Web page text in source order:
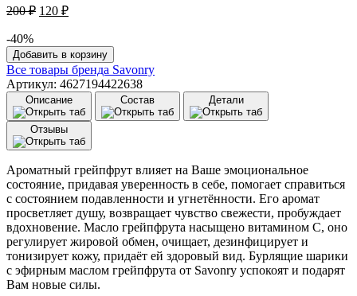
200₽ Первоначальная
200 ₽.
120 ₽Текущая
-40%
Количество
товара
Бомбочка
для
ванн
с
эфирным
маслом
грейпфрута
Savonry
(1
шт)
Grapefruit
Добавить в корзину
Все товары бренда Savonry
Артикул: 4627194422638
Описание Состав Детали
Отзывы
Ароматный грейпфрут влияет на Ваше эмоциональное
состояние, придавая уверенность в себе, помогает справиться
с состоянием подавленности и угнетённости. Его аромат
просветляет душу, возвращает чувство свежести, пробуждает
вдохновение. Масло грейпфрута насыщено витамином С, оно
регулирует жировой обмен, очищает, дезинфицирует и
тонизирует кожу, придаёт ей здоровый вид. Бурлящие шарики
с эфирным маслом грейпфрута от Savonry успокоят и подарят
Вам новые силы.